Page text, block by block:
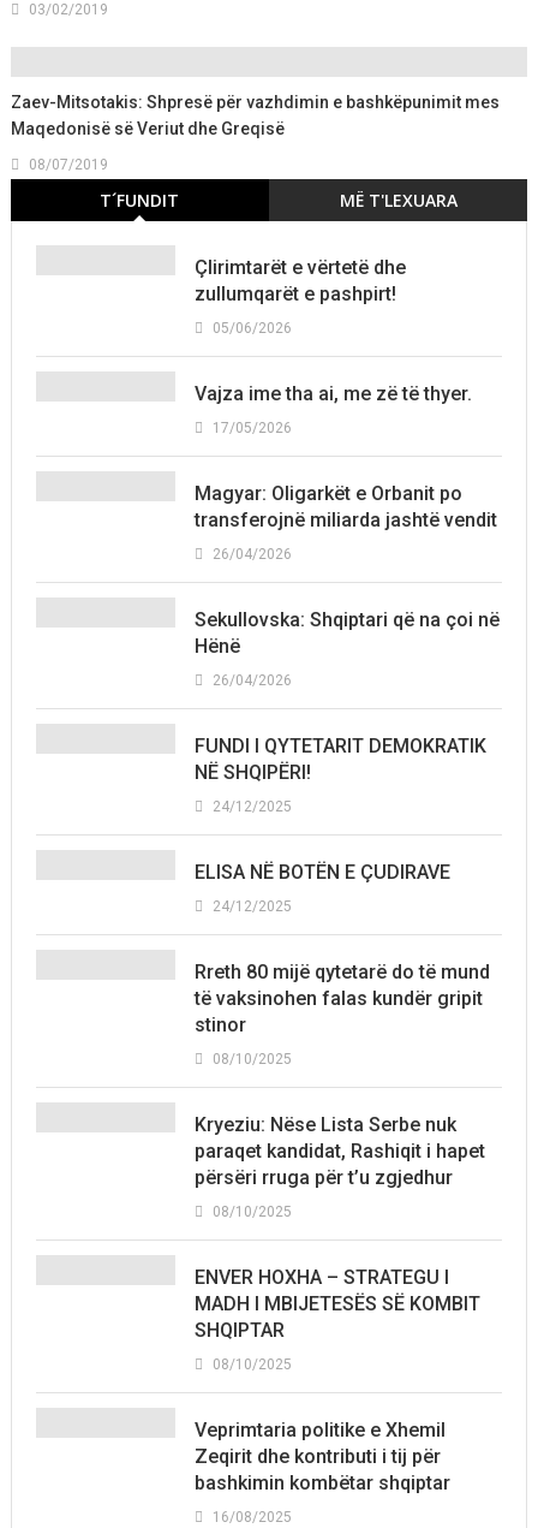
03/02/2019
Zaev-Mitsotakis: Shpresë për vazhdimin e bashkëpunimit mes
Maqedonisë së Veriut dhe Greqisë
08/07/2019
T´FUNDIT MË T'LEXUARA
Çlirimtarët e vërtetë dhe
zullumqarët e pashpirt!
05/06/2026
Vajza ime tha ai, me zë të thyer.
17/05/2026
Magyar: Oligarkët e Orbanit po
transferojnë miliarda jashtë vendit
26/04/2026
Sekullovska: Shqiptari që na çoi në
Hënë
26/04/2026
FUNDI I QYTETARIT DEMOKRATIK
NË SHQIPËRI!
24/12/2025
ELISA NË BOTËN E ÇUDIRAVE
24/12/2025
Rreth 80 mijë qytetarë do të mund
të vaksinohen falas kundër gripit
stinor
08/10/2025
Kryeziu: Nëse Lista Serbe nuk
paraqet kandidat, Rashiqit i hapet
përsëri rruga për t’u zgjedhur
08/10/2025
ENVER HOXHA – STRATEGU I
MADH I MBIJETESËS SË KOMBIT
SHQIPTAR
08/10/2025
Veprimtaria politike e Xhemil
Zeqirit dhe kontributi i tij për
bashkimin kombëtar shqiptar
16/08/2025